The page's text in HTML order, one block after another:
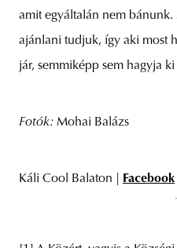
amit egyáltalán nem
ajánlani tudjuk, így aki most
jár, semmiképp sem hagyja ki
Fotók: Mohai Balázs
Káli Cool Balaton | Facebook